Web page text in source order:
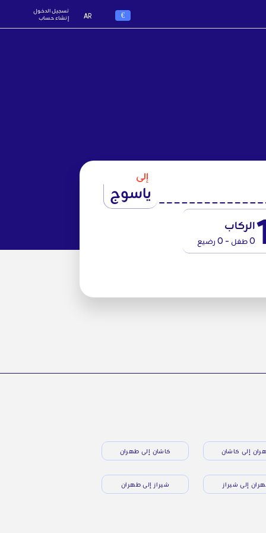
€
AR
تسجيل الدخول
إنشاء حساب
إلى
ياسوج
الركاب
0 طفل - 0 رضيع
إلى كاشان كاشان إلى طهران
إلى شيراز شيراز إلى طهران